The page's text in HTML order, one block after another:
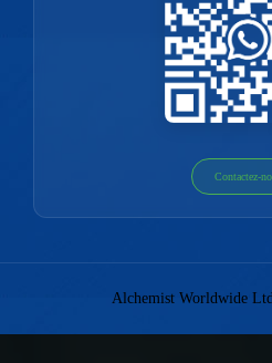
Contactez-
Alchemist Worldwide Ltd